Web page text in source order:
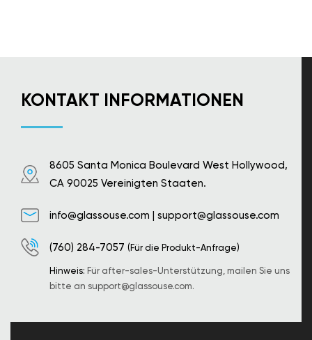
KONTAKT INFORMATIONEN
8605 Santa Monica Boulevard West Hollywood,
CA 90025 Vereinigten Staaten.
info@glassouse.com | support@glassouse.com
(760) 284-7057 (Für die Produkt-Anfrage)
Hinweis: Für after-sales-Unterstützung, mailen Sie uns
bitte an support@glassouse.com.